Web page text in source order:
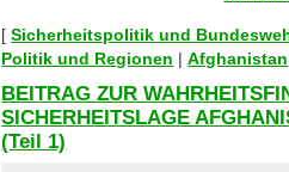
[Sicherheitspolitik und
Politik und Regionen |Afghanistan
BEITRAG ZUR
SICHERHEITSLAGE
(Teil 1)